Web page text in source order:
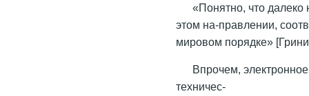
«Понятно, что далеко
этом на-правлении,
мировом порядке»
Впрочем,
техничес-